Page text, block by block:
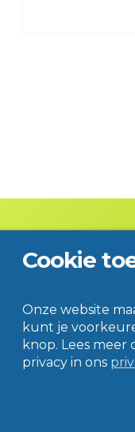
©
Cookie
Onze website
kunt je
knop. Lees
privacy in ons